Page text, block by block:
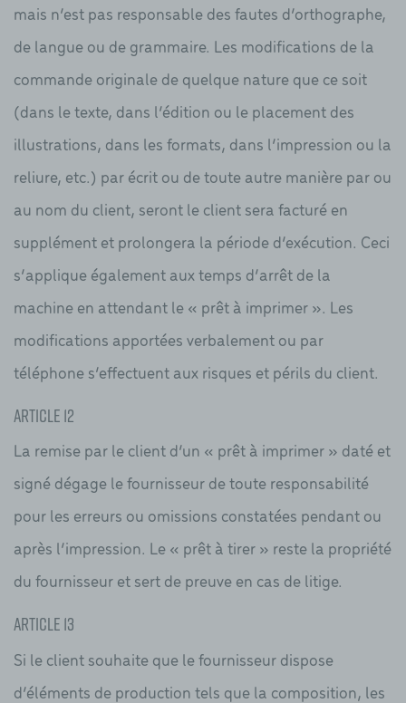
mais n’est pas responsable des fautes d’orthographe,
de langue ou de grammaire. Les modifications de la
commande originale de quelque nature que ce soit
(dans le texte, dans l’édition ou le placement des
illustrations, dans les formats, dans l’impression ou la
reliure, etc.) par écrit ou de toute autre manière par ou
au nom du client, seront le client sera facturé en
supplément et prolongera la période d’exécution. Ceci
s’applique également aux temps d’arrêt de la
machine en attendant le « prêt à imprimer ». Les
modifications apportées verbalement ou par
téléphone s’effectuent aux risques et périls du client.
Article 12
La remise par le client d’un « prêt à imprimer » daté et
signé dégage le fournisseur de toute responsabilité
pour les erreurs ou omissions constatées pendant ou
après l’impression. Le « prêt à tirer » reste la propriété
du fournisseur et sert de preuve en cas de litige.
Article 13
Si le client souhaite que le fournisseur dispose
d’éléments de production tels que la composition, les